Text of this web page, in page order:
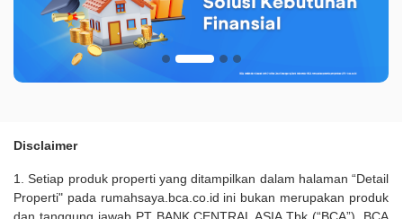
Disclaimer
1. Setiap produk properti yang ditampilkan dalam halaman “Detail
Properti" pada rumahsaya.bca.co.id ini bukan merupakan produk